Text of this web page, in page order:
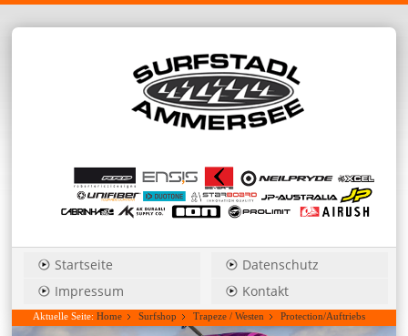
Startseite
Datenschutz
Impressum
Kontakt
Aktuelle Seite:Home Surfshop Trapeze / Westen
Protection/Auftriebs
Westen
2026 ION Ivy Vest Women Front Zip